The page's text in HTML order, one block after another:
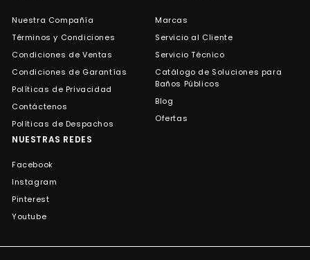
Nuestra Compañía
Términos y Condiciones
Condiciones de Ventas
Condiciones de Garantías
Políticas de Privacidad
Contáctenos
Políticas de Despachos
Marcas
Servicio al Cliente
Servicio Técnico
Catálogo de Soluciones para
Baños Públicos
Blog
Ofertas
NUESTRAS REDES
Facebook
Instagram
Pinterest
Youtube